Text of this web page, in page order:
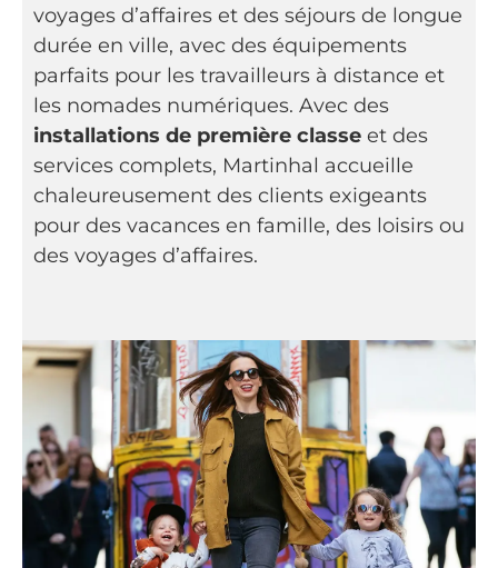
voyages d’affaires et des séjours de longue
durée en ville, avec des équipements
parfaits pour les travailleurs à distance et
les nomades numériques. Avec des
installations de première classe et des
services complets, Martinhal accueille
chaleureusement des clients exigeants
pour des vacances en famille, des loisirs ou
des voyages d’affaires.